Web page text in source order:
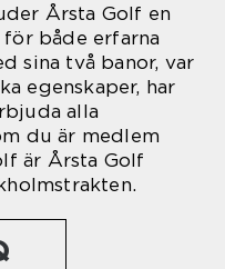
Årsta Golf en
både erfarna
sina två banor, var
egenskaper, har
alla
du är medlem
är Årsta Golf